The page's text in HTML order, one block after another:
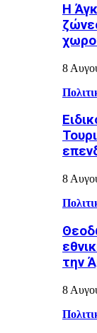
Η
8
8
την
8